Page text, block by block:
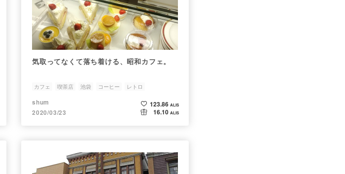
気取ってなくて落ち着ける、昭和カフェ。
カフェ 喫茶店 池袋 コーヒー レトロ
shum
2020/03/23
123.86 ALIS
16.10 ALIS